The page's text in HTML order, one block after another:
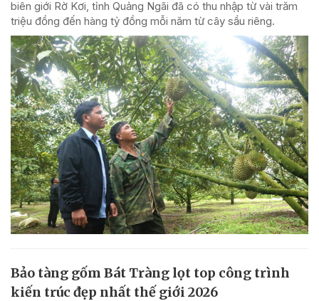
biên giới Rờ Kơi, tỉnh Quảng Ngãi đã có thu nhập từ vài trăm
triệu đồng đến hàng tỷ đồng mỗi năm từ cây sầu riêng.
Bảo tàng gốm Bát Tràng lọt top công trình
kiến trúc đẹp nhất thế giới 2026